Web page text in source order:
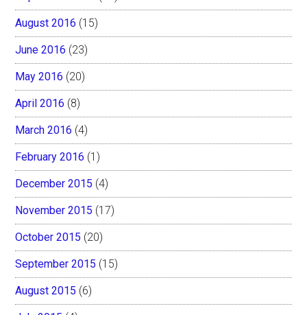
August 2016 (15)
June 2016 (23)
May 2016 (20)
April 2016 (8)
March 2016 (4)
February 2016 (1)
December 2015 (4)
November 2015 (17)
October 2015 (20)
September 2015 (15)
August 2015 (6)